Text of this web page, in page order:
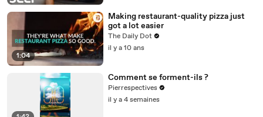
1:04
Making restaurant-quality pizza just
got a lot easier
The Daily Dot
il y a 10 ans
Comment se forment-ils ?
Pierrespectives
il y a 4 semaines